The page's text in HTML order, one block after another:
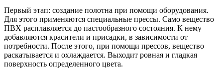
Первый этап: создание полотна при помощи оборудования.
Для этого применяются специальные прессы. Само вещество
ПВХ расплавляется до пастообразного состояния. К нему
добавляются красители и присадки, в зависимости от
потребности. После этого, при помощи прессов, вещество
раскатывается и охлаждается. Выходит ровная и гладкая
поверхность определенного цвета.